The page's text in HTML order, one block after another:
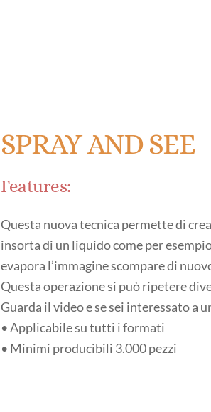
SPRAY AND SEE
Features:
Questa nuova tecnica permette di
insorta di un liquido come per
evapora l’immagine scompare di
Questa operazione si può ripetere
Guarda il video e se sei interessato a
• Applicabile su tutti i formati
• Minimi producibili 3.000 pezzi